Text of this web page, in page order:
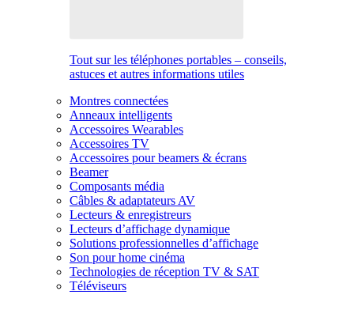
Tout sur les téléphones portables – conseils,
astuces et autres informations utiles
Montres connectées
Anneaux intelligents
Accessoires Wearables
Accessoires TV
Accessoires pour beamers & écrans
Beamer
Composants média
Câbles & adaptateurs AV
Lecteurs & enregistreurs
Lecteurs d’affichage dynamique
Solutions professionnelles d’affichage
Son pour home cinéma
Technologies de réception TV & SAT
Téléviseurs